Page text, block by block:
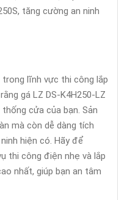
tăng cường an ninh
lĩnh vực thi công lắp
gá LZ DS-K4H250-LZ
cửa của bạn. Sản
mà còn dễ dàng tích
hiện có. Hãy để
thi công điện nhẹ và lắp
nhất, giúp bạn an tâm